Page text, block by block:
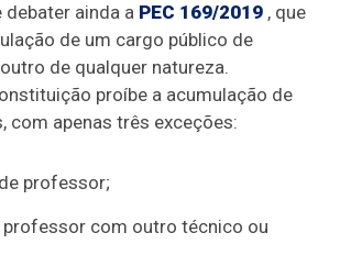
debater ainda a PEC 169/2019 , que
de um cargo público de
de qualquer natureza.
proíbe a acumulação de
com apenas três exceções:
professor;
professor com outro técnico ou